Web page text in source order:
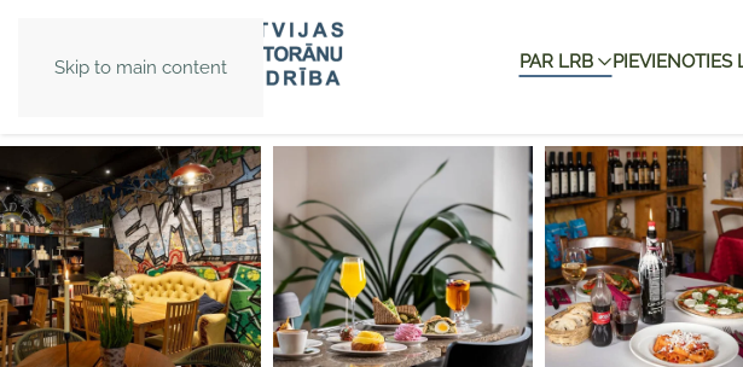
Skip to main content PAR LRB PIEVIENOTIES